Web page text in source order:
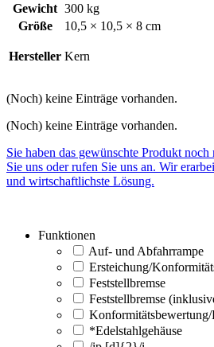
Gewicht 300 kg
Größe
10,5 × 10,5 × 8 cm
Hersteller Kern
(Noch) keine Einträge vorhanden.
(Noch) keine Einträge vorhanden.
Sie haben das gewünschte Produkt
Sie uns oder rufen Sie uns an. Wir
und wirtschaftlichste Lösung.
Funktionen
Auf- und Abfahrrampe
Ersteichung/
Feststellbremse
Feststellbremse
*Edelstahlgehäuse